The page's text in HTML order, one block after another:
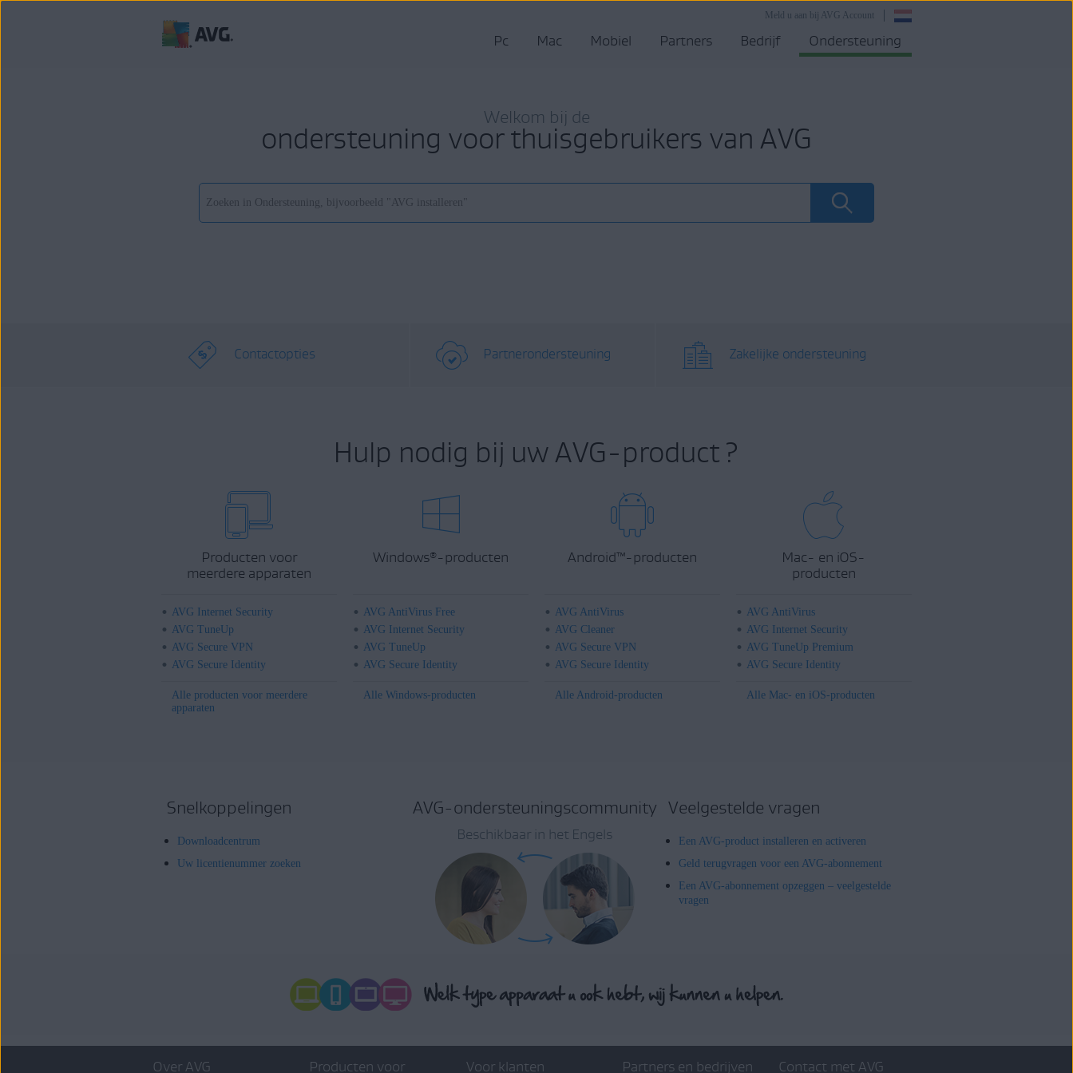
Meld u aan bij AVG Account
Pc Mac Mobiel Partners Bedrijf Ondersteuning
Welkom bij de
ondersteuning voor thuisgebruikers van AVG
Contactopties Partnerondersteuning Zakelijke ondersteuning
Hulp nodig bij uw AVG-product ?
Producten voor
meerdere apparaten
AVG Internet Security
AVG TuneUp
AVG Secure VPN
AVG Secure Identity
Alle producten voor meerdere
apparaten
Windows® -producten
AVG AntiVirus Free
AVG Internet Security
AVG TuneUp
AVG Secure Identity
Alle Windows-producten
Android™-producten
AVG AntiVirus
AVG Cleaner
AVG Secure VPN
AVG Secure Identity
Alle Android-producten
Mac- en iOS-
producten
AVG AntiVirus
AVG Internet Security
AVG TuneUp Premium
AVG Secure Identity
Alle Mac- en iOS-producten
Snelkoppelingen
Downloadcentrum
Uw licentienummer zoeken
AVG-ondersteuningscommunity
Beschikbaar in het Engels
Veelgestelde vragen
Een AVG-product installeren en activeren
Geld terugvragen voor een AVG-abonnement
Een AVG-abonnement opzeggen – veelgestelde
vragen
Over AVG Producten voor Voor klanten Partners en bedrijven Contact met AVG